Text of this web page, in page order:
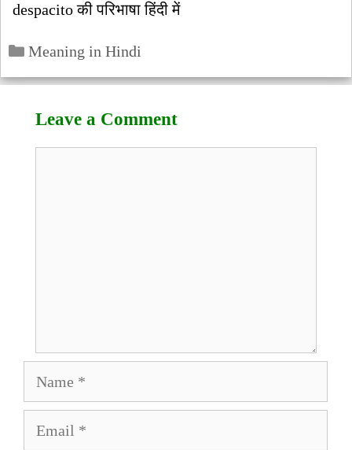
despacito की परिभाषा हिंदी में
Categories
Meaning in Hindi
Leave a Comment